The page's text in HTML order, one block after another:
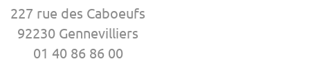
227 rue des Caboeufs
92230 Gennevilliers
01 40 86 86 00